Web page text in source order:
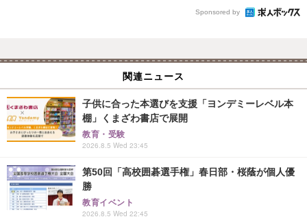
Sponsored by
関連ニュース
子供に合った本選びを支援「ヨンデミーレベル本
棚」くまざわ書店で展開
教育・受験
2026.8.5 Wed 23:45
第50回「高校囲碁選手権」春日部・桜蔭が個人優
勝
教育イベント
2026.8.5 Wed 22:45